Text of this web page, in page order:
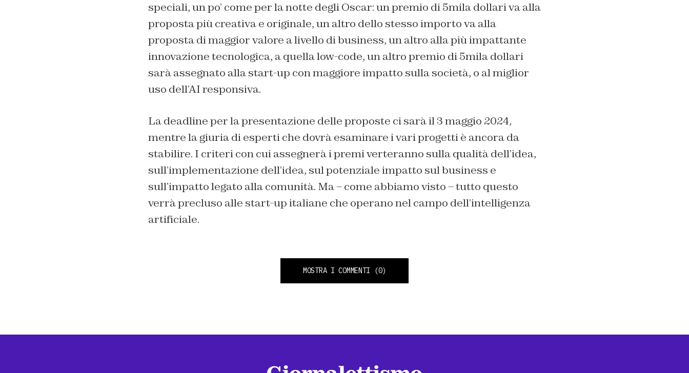
speciali, un po’ come per la notte degli Oscar: un premio di 5mila dollari va alla
proposta più creativa e originale, un altro dello stesso importo va alla
proposta di maggior valore a livello di business, un altro alla più impattante
innovazione tecnologica, a quella low-code, un altro premio di 5mila dollari
sarà assegnato alla start-up con maggiore impatto sulla società, o al miglior
uso dell’AI responsiva.
La deadline per la presentazione delle proposte ci sarà il 3 maggio 2024,
mentre la giuria di esperti che dovrà esaminare i vari progetti è ancora da
stabilire. I criteri con cui assegnerà i premi verteranno sulla qualità dell’idea,
sull’implementazione dell’idea, sul potenziale impatto sul business e
sull’impatto legato alla comunità. Ma – come abbiamo visto – tutto questo
verrà precluso alle start-up italiane che operano nel campo dell’intelligenza
artificiale.
MOSTRA I COMMENTI (0)